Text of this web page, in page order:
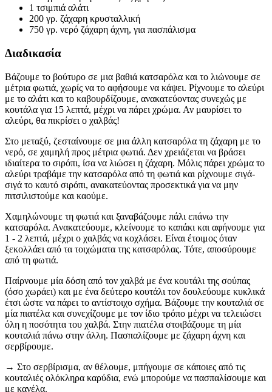
1 τσιμπιά αλάτι
200 γρ. ζάχαρη κρυσταλλική
750 γρ. νερό ζάχαρη άχνη, για πασπάλισμα
Διαδικασία
Βάζουμε το βούτυρο σε μια βαθιά κατσαρόλα και το λιώνουμε σε
μέτρια φωτιά, χωρίς να το αφήσουμε να κάψει. Ρίχνουμε το αλεύρι
με το αλάτι και το καβουρδίζουμε, ανακατεύοντας συνεχώς με
κουτάλα για 15 λεπτά, μέχρι να πάρει χρώμα. Αν μαυρίσει το
αλεύρι, θα πικρίσει ο χαλβάς!
Στο μεταξύ, ζεσταίνουμε σε μια άλλη κατσαρόλα τη ζάχαρη με το
νερό, σε χαμηλή προς μέτρια φωτιά. Δεν χρειάζεται να βράσει
ιδιαίτερα το σιρόπι, ίσα να λιώσει η ζάχαρη. Μόλις πάρει χρώμα το
αλεύρι τραβάμε την κατσαρόλα από τη φωτιά και ρίχνουμε σιγά-
σιγά το καυτό σιρόπι, ανακατεύοντας προσεκτικά για να μην
πιτσιλιστούμε και καούμε.
Χαμηλώνουμε τη φωτιά και ξαναβάζουμε πάλι επάνω την
κατσαρόλα. Ανακατεύουμε, κλείνουμε το καπάκι και αφήνουμε για
1 - 2 λεπτά, μέχρι ο χαλβάς να κοχλάσει. Είναι έτοιμος όταν
ξεκολλάει από τα τοιχώματα της κατσαρόλας. Τότε, αποσύρουμε
από τη φωτιά.
Παίρνουμε μία δόση από τον χαλβά με ένα κουτάλι της σούπας
(όσο χωράει) και με ένα δεύτερο κουτάλι τον δουλεύουμε κυκλικά
έτσι ώστε να πάρει το αντίστοιχο σχήμα. Βάζουμε την κουταλιά σε
μία πιατέλα και συνεχίζουμε με τον ίδιο τρόπο μέχρι να τελειώσει
όλη η ποσότητα του χαλβά. Στην πιατέλα στοιβάζουμε τη μία
κουταλιά πάνω στην άλλη. Πασπαλίζουμε με ζάχαρη άχνη και
σερβίρουμε.
→ Στο σερβίρισμα, αν θέλουμε, μπήγουμε σε κάποιες από τις
κουταλιές ολόκληρα καρύδια, ενώ μπορούμε να πασπαλίσουμε και
με κανέλα.